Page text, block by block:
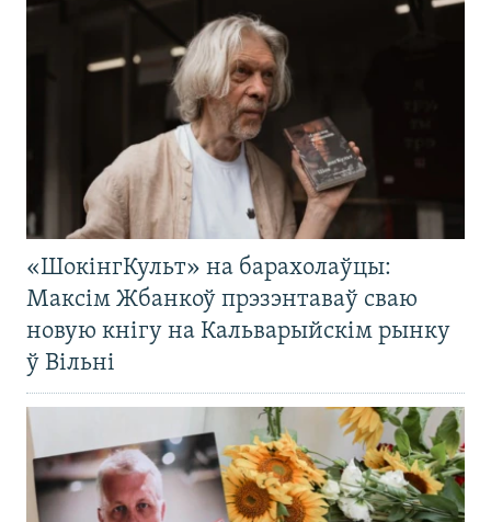
«ШокінгКульт» на барахолаўцы:
Максім Жбанкоў прэзэнтаваў сваю
новую кнігу на Кальварыйскім рынку
ў Вільні